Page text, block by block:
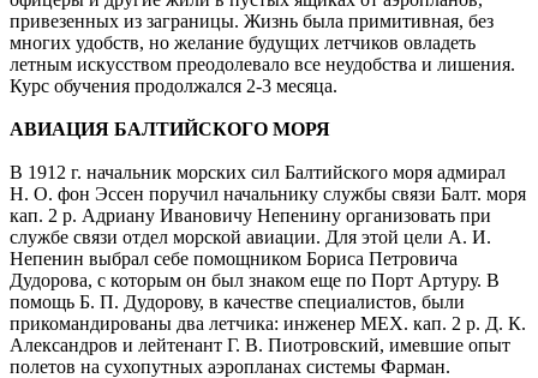
привезенных из заграницы. Жизнь была примитивная, без
многих удобств, но желание будущих летчиков овладеть
летным искусством преодолевало все неудобства и лишения.
Курс обучения продолжался 2-3 месяца.
АВИАЦИЯ БАЛТИЙСКОГО МОРЯ
В 1912 г. начальник морских сил Балтийского моря адмирал
Н. О. фон Эссен поручил начальнику службы связи Балт. моря
кап. 2 р. Адриану Ивановичу Непенину организовать при
службе связи отдел морской авиации. Для этой цели А. И.
Непенин выбрал себе помощником Бориса Петровича
Дудорова, с которым он был знаком еще по Порт Артуру. В
помощь Б. П. Дудорову, в качестве специалистов, были
прикомандированы два летчика: инженер МЕХ. кап. 2 р. Д. К.
Александров и лейтенант Г. В. Пиотровский, имевшие опыт
полетов на сухопутных аэропланах системы Фарман.